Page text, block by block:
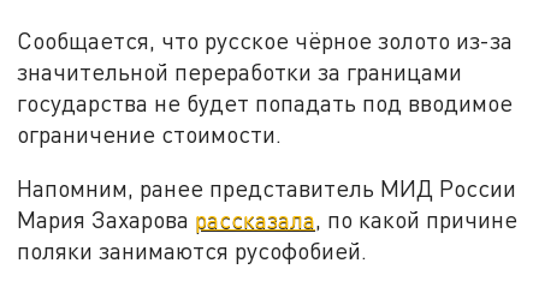
Сообщается, что русское чёрное золото из-за
значительной переработки за границами
государства не будет попадать под вводимое
ограничение стоимости.
Напомним, ранее представитель МИД России
Мария Захарова рассказала, по какой причине
поляки занимаются русофобией.